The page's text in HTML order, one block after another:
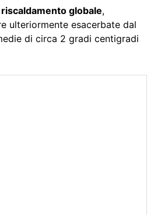
riscaldamento globale,
ulteriormente esacerbate dal
di circa 2 gradi centigradi